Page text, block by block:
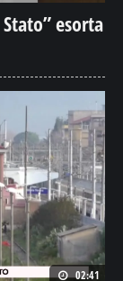
esorta
02:41